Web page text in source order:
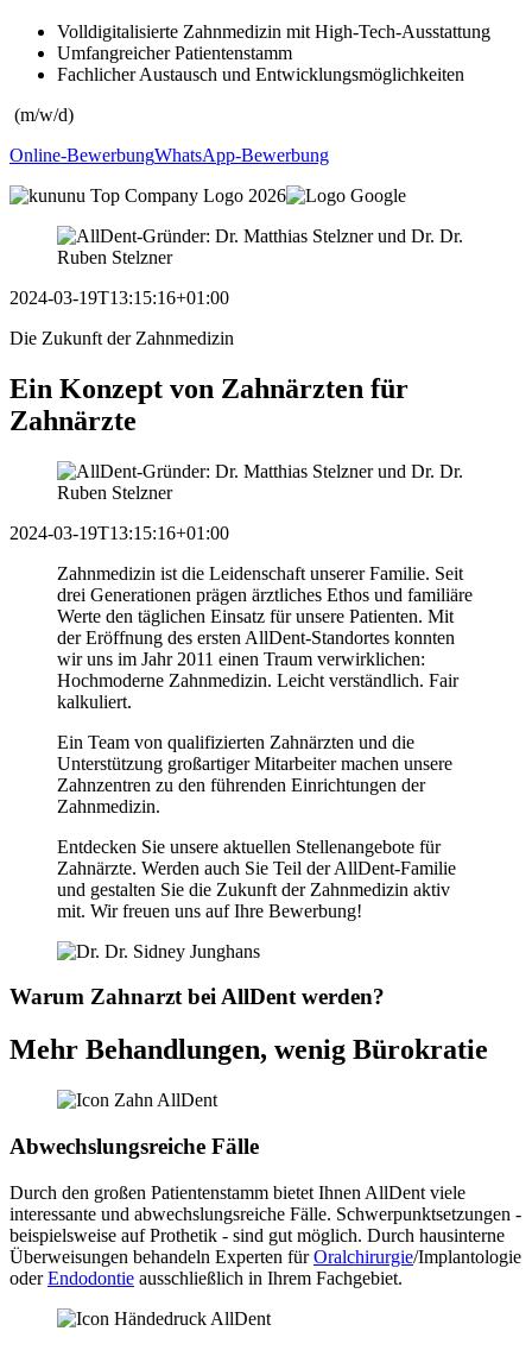
Volldigitalisierte Zahnmedizin mit High-Tech-Ausstattung
Umfangreicher Patientenstamm
Fachlicher Austausch und Entwicklungsmöglichkeiten
(m/w/d)
Online-BewerbungWhatsApp-Bewerbung
2024-03-19T13:15:16+01:00
Die Zukunft der Zahnmedizin
Ein Konzept von Zahnärzten für
Zahnärzte
2024-03-19T13:15:16+01:00
Zahnmedizin ist die Leidenschaft unserer Familie. Seit
drei Generationen prägen ärztliches Ethos und familiäre
Werte den täglichen Einsatz für unsere Patienten. Mit
der Eröffnung des ersten AllDent-Standortes konnten
wir uns im Jahr 2011 einen Traum verwirklichen:
Hochmoderne Zahnmedizin. Leicht verständlich. Fair
kalkuliert.
Ein Team von qualifizierten Zahnärzten und die
Unterstützung großartiger Mitarbeiter machen unsere
Zahnzentren zu den führenden Einrichtungen der
Zahnmedizin.
Entdecken Sie unsere aktuellen Stellenangebote für
Zahnärzte. Werden auch Sie Teil der AllDent-Familie
und gestalten Sie die Zukunft der Zahnmedizin aktiv
mit. Wir freuen uns auf Ihre Bewerbung!
Warum Zahnarzt bei AllDent werden?
Mehr Behandlungen, wenig Bürokratie
Abwechslungsreiche Fälle
Durch den großen Patientenstamm bietet Ihnen AllDent viele
interessante und abwechslungsreiche Fälle. Schwerpunktsetzungen -
beispielsweise auf Prothetik - sind gut möglich. Durch hausinterne
Überweisungen behandeln Experten fürOralchirurgie/Implantologie
oderEndodontie ausschließlich in Ihrem Fachgebiet.